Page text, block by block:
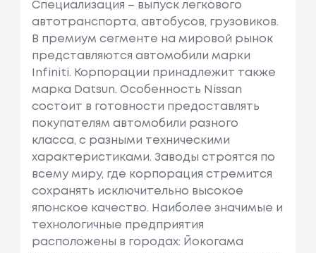
Специализация – выпуск легкового
автотранспорта, автобусов, грузовиков.
В премиум сегменте на мировой рынок
представляются автомобили марки
Infiniti. Корпорации принадлежит также
марка Datsun. Особенность Nissan
состоит в готовности предоставлять
покупателям автомобили разного
класса, с разными техническими
характеристиками. Заводы строятся по
всему миру, где корпорация стремится
сохранять исключительно высокое
японское качество. Наиболее значимые и
технологичные предприятия
расположены в городах: Йокогама